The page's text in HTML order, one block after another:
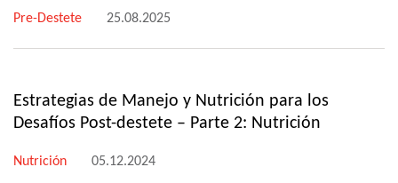
Pre-Destete 25.08.2025
Estrategias de Manejo y Nutrición para los
Desafíos Post-destete – Parte 2: Nutrición
Nutrición 05.12.2024